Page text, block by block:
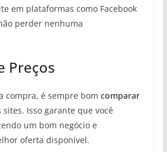
em plataformas como Facebook
perder nenhuma
Preços
compra, é sempre bom comparar
Isso garante que você
um bom negócio e
oferta disponível.